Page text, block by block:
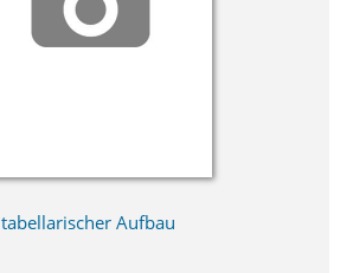
tabellarischer Aufbau